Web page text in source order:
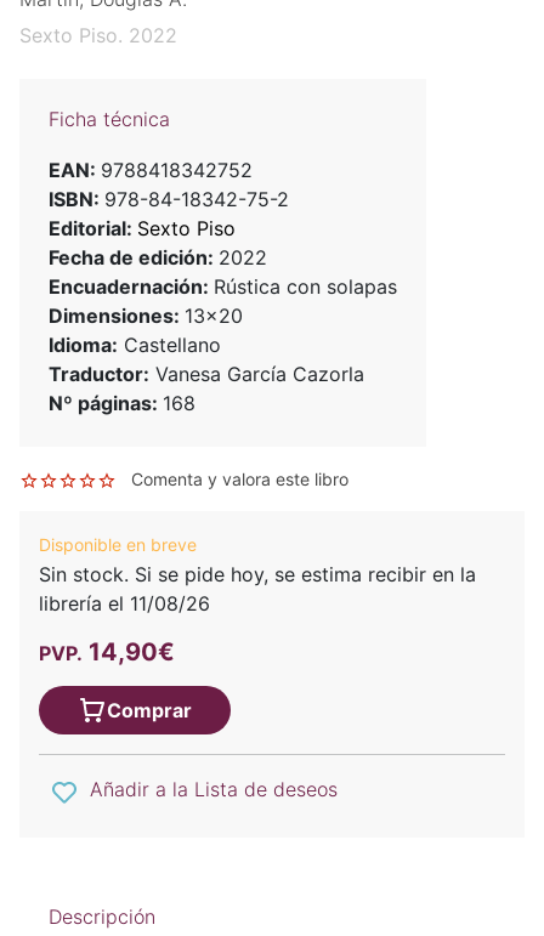
Sexto Piso. 2022
Ficha técnica
EAN: 9788418342752
ISBN: 978-84-18342-75-2
Editorial: Sexto Piso
Fecha de edición: 2022
Encuadernación: Rústica con solapas
Dimensiones: 13x20
Idioma: Castellano
Traductor: Vanesa García Cazorla
Nº páginas: 168
Comenta y valora este libro
Disponible en breve
Sin stock. Si se pide hoy, se estima recibir en la
librería el 11/08/26
PVP. 14,90€
Comprar
Añadir a la Lista de deseos
Descripción